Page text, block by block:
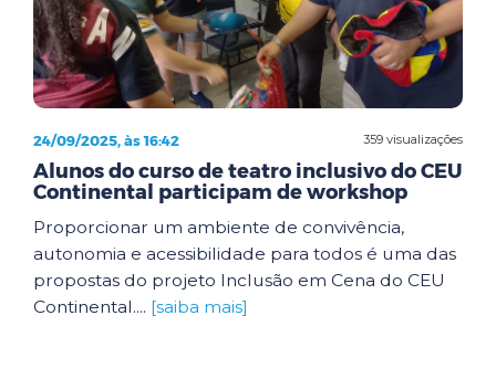
359 visualizações
24/09/2025, às 16:42
Alunos do curso de teatro inclusivo do CEU
Continental participam de workshop
Proporcionar um ambiente de convivência,
autonomia e acessibilidade para todos é uma das
propostas do projeto Inclusão em Cena do CEU
Continental.... [saiba mais]